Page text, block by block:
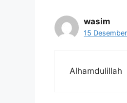
wasim
15
Alhamdulillah